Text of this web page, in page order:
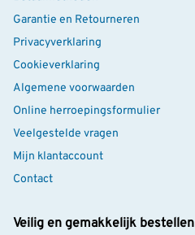
Garantie en Retourneren
Privacyverklaring
Cookieverklaring
Algemene voorwaarden
Online herroepingsformulier
Veelgestelde vragen
Mijn klantaccount
Contact
Veilig en gemakkelijk bestellen